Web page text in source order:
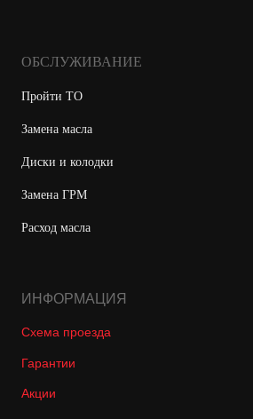
ОБСЛУЖИВАНИЕ
Пройти ТО
Замена масла
Диски и колодки
Замена ГРМ
Расход масла
ИНФОРМАЦИЯ
Схема проезда
Гарантии
Акции